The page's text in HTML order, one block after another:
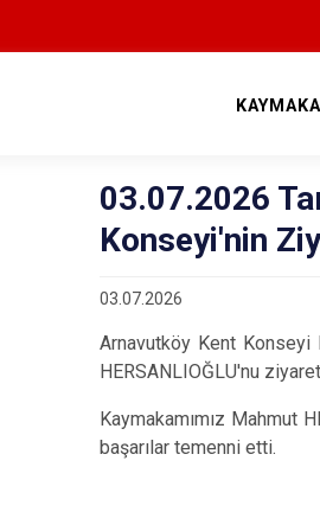
03.07.2026
Konseyi'nin
03.07.2026
Arnavutköy Kent Konseyi
HERSANLIOĞLU'nu
Kaymakamımız Mahmut
başarılar temenni etti.